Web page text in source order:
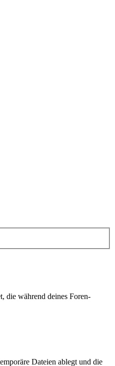
die während deines Foren-
Dateien ablegt und die